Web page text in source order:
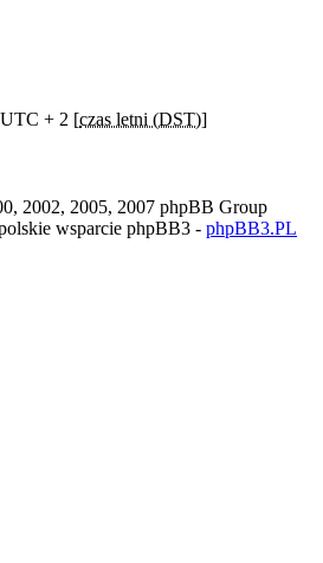
+ 2 [czas letni (DST)]
2002, 2005, 2007 phpBB Group
wsparcie phpBB3 - phpBB3.PL